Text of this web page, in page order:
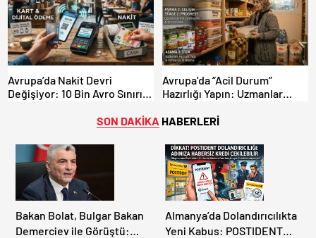
Avrupa’da Nakit Devri
Değişiyor: 10 Bin Avro Sınırı
Avrupa’da “Acil Durum”
Hazırlığı Yapın: Uzmanlar
Geçirin” Diyor!
SON DAKİKA HABERLERİ
Bakan Bolat, Bulgar Bakan
Demerciev ile Görüştü:
Almanya’da Dolandırıcılıkta
Yeni Kabus: POSTIDENT